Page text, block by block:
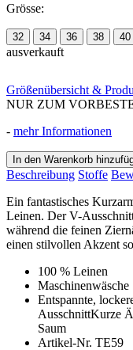
Grösse:
32 34 36 38 40
ausverkauft
Größenübersicht &
NUR ZUM
- mehr Informationen
In den Warenkorb
Beschreibung Stoffe
Ein fantastisches
Leinen. Der V-
während die feinen
einen stilvollen Akzent
100 % Leinen
Maschinenwäsche
Entspannte,
AusschnittKurze
Saum
Artikel-Nr. TE59